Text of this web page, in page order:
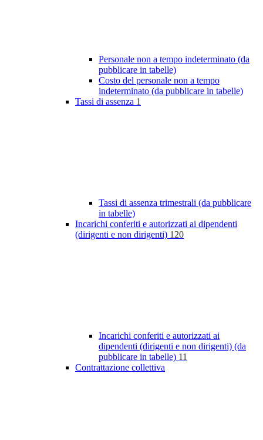
Personale non a tempo indeterminato (da
pubblicare in tabelle)
Costo del personale non a tempo
indeterminato (da pubblicare in tabelle)
Tassi di assenza 1
Tassi di assenza trimestrali (da pubblicare
in tabelle)
Incarichi conferiti e autorizzati ai dipendenti
(dirigenti e non dirigenti) 120
Incarichi conferiti e autorizzati ai
dipendenti (dirigenti e non dirigenti) (da
pubblicare in tabelle) 11
Contrattazione collettiva